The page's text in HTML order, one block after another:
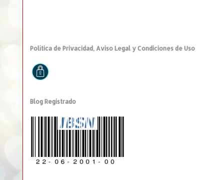
Política de Privacidad, Aviso Legal y Condiciones de Uso
Blog Registrado